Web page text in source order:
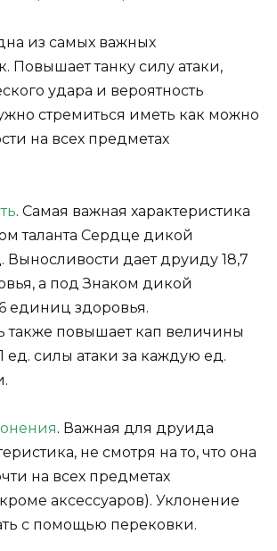
из самых важных
Повышает танку силу атаки,
удара и вероятность
стремиться иметь как можно
на всех предметах
. Самая важная характеристика
таланта Сердце дикой
Выносливости дает друиду 18,7
а под Знаком дикой
единиц здоровья.
также повышает кап величины
ед. силы атаки за каждую ед.
. Важная для друида
не смотря на то, что она
на всех предметах
аксессуаров). Уклонение
с помощью перековки.